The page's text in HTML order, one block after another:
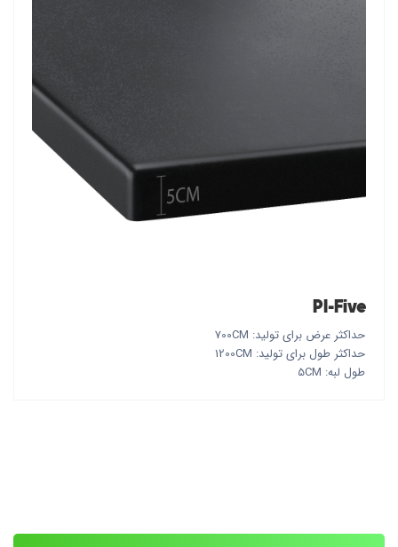
PI-Five
حداکثر عرض برای تولید: 700CM
حداکثر طول برای تولید: 1200CM
طول لبه: 5CM